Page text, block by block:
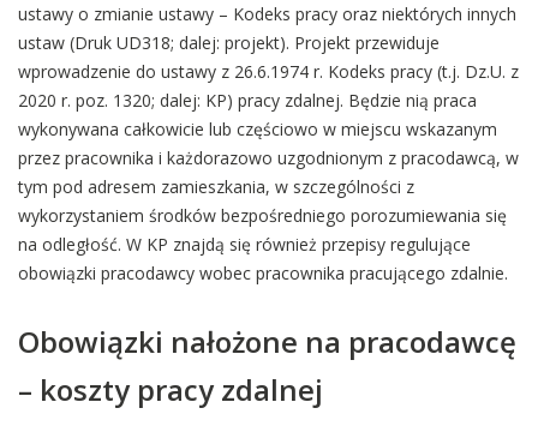
ustawy o zmianie ustawy – Kodeks pracy oraz niektórych innych
ustaw (Druk UD318; dalej: projekt). Projekt przewiduje
wprowadzenie do ustawy z 26.6.1974 r. Kodeks pracy (t.j. Dz.U. z
2020 r. poz. 1320; dalej: KP) pracy zdalnej. Będzie nią praca
wykonywana całkowicie lub częściowo w miejscu wskazanym
przez pracownika i każdorazowo uzgodnionym z pracodawcą, w
tym pod adresem zamieszkania, w szczególności z
wykorzystaniem środków bezpośredniego porozumiewania się
na odległość. W KP znajdą się również przepisy regulujące
obowiązki pracodawcy wobec pracownika pracującego zdalnie.
Obowiązki nałożone na pracodawcę
– koszty pracy zdalnej